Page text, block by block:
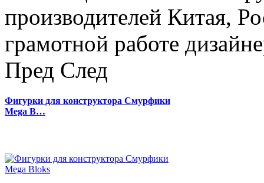
производителей Китая,
грамотной работе
Пред След
Фигурки для конструктора Смурфики
Mega B…